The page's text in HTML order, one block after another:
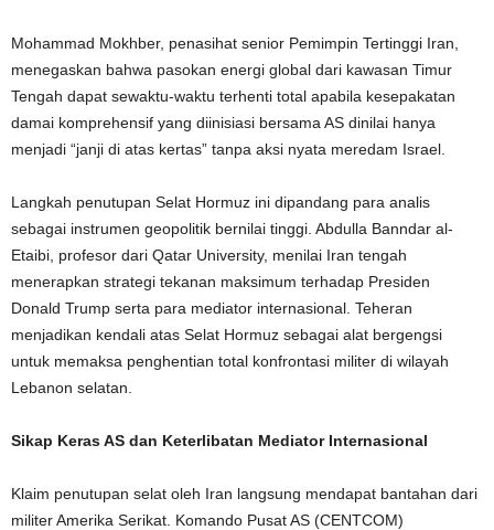
Mohammad Mokhber, penasihat senior Pemimpin Tertinggi Iran,
menegaskan bahwa pasokan energi global dari kawasan Timur
Tengah dapat sewaktu-waktu terhenti total apabila kesepakatan
damai komprehensif yang diinisiasi bersama AS dinilai hanya
menjadi “janji di atas kertas” tanpa aksi nyata meredam Israel.
Langkah penutupan Selat Hormuz ini dipandang para analis
sebagai instrumen geopolitik bernilai tinggi. Abdulla Banndar al-
Etaibi, profesor dari Qatar University, menilai Iran tengah
menerapkan strategi tekanan maksimum terhadap Presiden
Donald Trump serta para mediator internasional. Teheran
menjadikan kendali atas Selat Hormuz sebagai alat bergengsi
untuk memaksa penghentian total konfrontasi militer di wilayah
Lebanon selatan.
Sikap Keras AS dan Keterlibatan Mediator Internasional
Klaim penutupan selat oleh Iran langsung mendapat bantahan dari
militer Amerika Serikat. Komando Pusat AS (CENTCOM)